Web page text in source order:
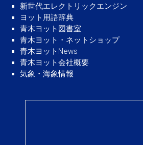
新世代エレクトリックエンジン
ヨット用語辞典
青木ヨット図書室
青木ヨット・ネットショップ
青木ヨットNews
青木ヨット会社概要
気象・海象情報